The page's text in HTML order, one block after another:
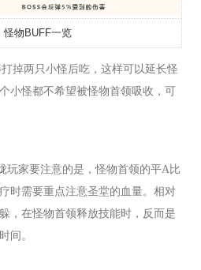
怪物BUFF一览
掉两只小怪后吃，这样可以延长怪
小怪都不希望被怪物首领吸收，可
家要注意的是，怪物首领的平A比
时需要重点注意圣堂的血量。相对
，在怪物首领释放技能时，反而是
间。